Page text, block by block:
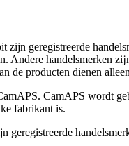
geregistreerde
Andere handelsmerken
de producten dienen
CamAPS wordt
fabrikant is.
geregistreerde